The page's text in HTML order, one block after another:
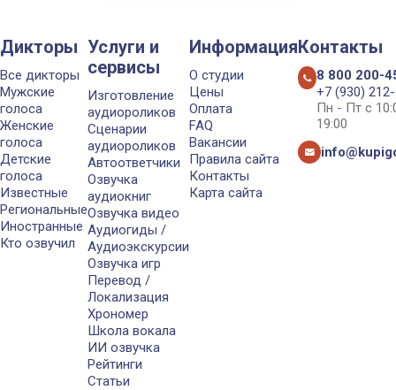
Дикторы
Все дикторы
Мужские
голоса
Женские
голоса
Детские
голоса
Известные
Региональные
Иностранные
Кто озвучил
Услуги и
сервисы
Изготовление
аудиороликов
Сценарии
аудиороликов
Автоответчики
Озвучка
аудиокниг
Озвучка видео
Аудиогиды /
Аудиоэкскурсии
Озвучка игр
Перевод /
Локализация
Хрономер
Школа вокала
ИИ озвучка
Рейтинги
Статьи
Информация
О студии
Цены
Оплата
FAQ
Вакансии
Правила сайта
Контакты
Карта сайта
Контакты
8 800 200-
+7 (930)
Пн - Пт с
19:00